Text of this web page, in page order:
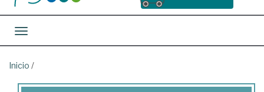
Toggle navigation
Inicio /